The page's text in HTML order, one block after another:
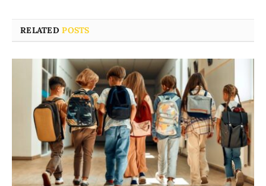
RELATEDPOSTS